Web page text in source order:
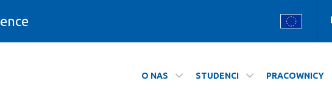
O NAS STUDENCI PRACOWNICY